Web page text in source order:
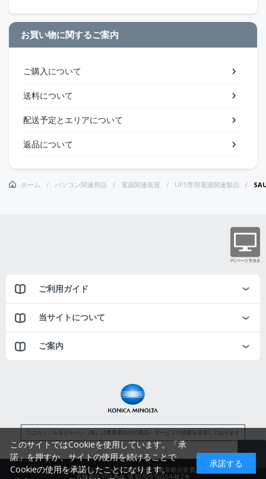
お買い物に関するご案内
ご購入について
送料について
配送予定とエリアについて
返品について
ホーム パソコン関連用品 電源関連装置 UPS専用電源関連製品
ご利用ガイド
当サイトについて
ご案内
コニカミノルタジャパン（株）は事業者向けの商品・サービスの情報を提供しております
コニカミノルタジャパン株式会社／東京都公安委員会
古物商許可証番号 第3010916054482号
このサイトではCookieを使用しています。「承
諾」を押すか、サイトの使用を続けることで
Cookieの使用を承諾したことになります。
承諾する